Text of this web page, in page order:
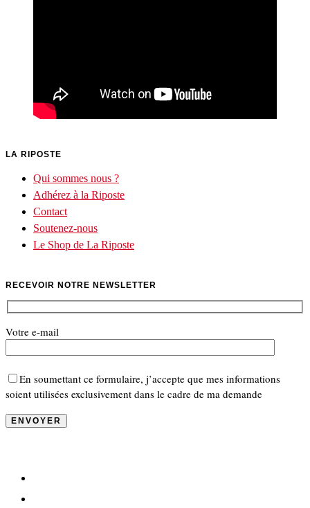
LA RIPOSTE
Qui sommes nous ?
Adhérez à la Riposte
Contact
Soutenez-nous
Le Shop de La Riposte
RECEVOIR NOTRE NEWSLETTER
Votre e-mail
En soumettant ce formulaire, j’accepte que mes informations
soient utilisées exclusivement dans le cadre de ma demande